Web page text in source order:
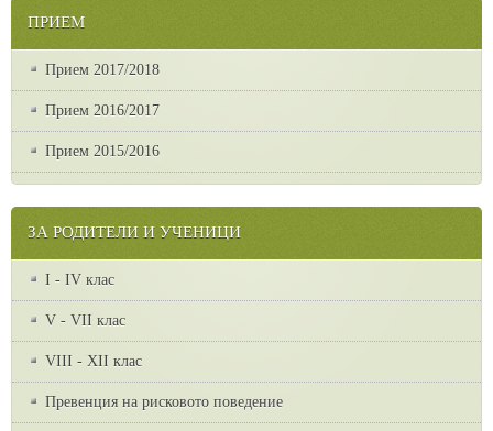
ПРИЕМ
Прием 2017/2018
Прием 2016/2017
Прием 2015/2016
ЗА РОДИТЕЛИ И УЧЕНИЦИ
I - IV клас
V - VII клас
VІІІ - ХІІ клас
Превенция на рисковото поведение